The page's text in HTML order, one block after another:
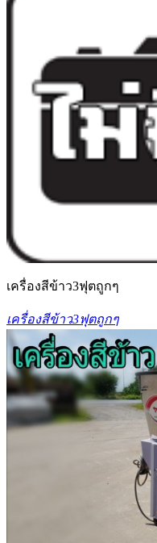
เครื่องสีข้าว3ฟุตถูกๆ
เครื่องสีข้าว3ฟุตถูกๆ